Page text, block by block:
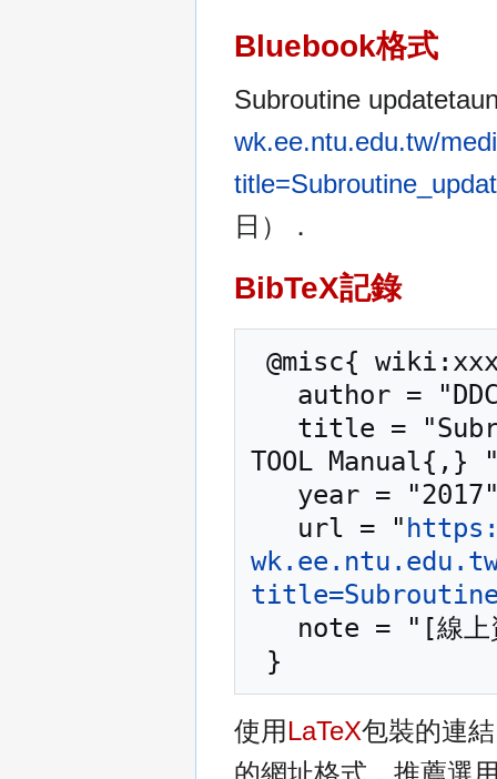
Bluebook格式
Subroutine
wk.ee.ntu.edu.tw/
日）．
BibTeX記錄
TOOL Manual{,}
   url = "
使用 LaTeX包裝的連
的網址格式，推薦選